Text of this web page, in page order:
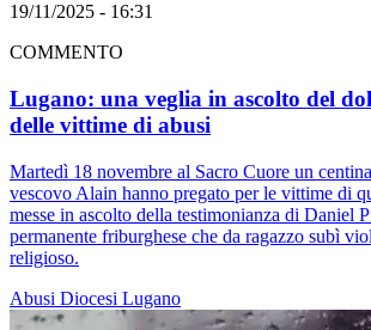
19/11/2025 - 16:31
COMMENTO
Lugano: una veglia in ascolto del
delle vittime di abusi
Martedì 18 novembre al Sacro Cuore un
vescovo Alain hanno pregato per le vittime di
messe in ascolto della testimonianza di Daniel
permanente friburghese che da ragazzo subì
religioso.
Abusi Diocesi Lugano